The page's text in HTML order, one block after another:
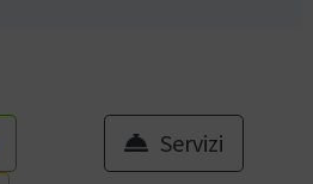
Servizi